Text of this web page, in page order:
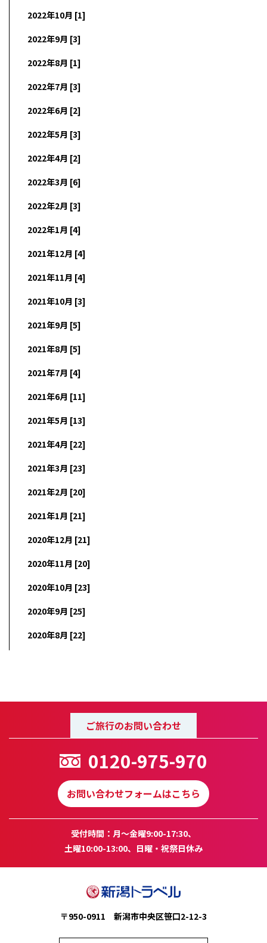
2022年10月 [1]
2022年9月 [3]
2022年8月 [1]
2022年7月 [3]
2022年6月 [2]
2022年5月 [3]
2022年4月 [2]
2022年3月 [6]
2022年2月 [3]
2022年1月 [4]
2021年12月 [4]
2021年11月 [4]
2021年10月 [3]
2021年9月 [5]
2021年8月 [5]
2021年7月 [4]
2021年6月 [11]
2021年5月 [13]
2021年4月 [22]
2021年3月 [23]
2021年2月 [20]
2021年1月 [21]
2020年12月 [21]
2020年11月 [20]
2020年10月 [23]
2020年9月 [25]
2020年8月 [22]
ご旅行のお問い合わせ
0120-975-970
お問い合わせフォームはこちら
受付時間：月～金曜9:00-17:30、
土曜10:00-13:00、日曜・祝祭日休み
〒950-0911 新潟市中央区笹口2-12-3